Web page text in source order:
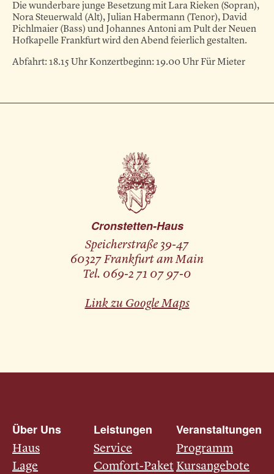
Die wunderbare junge Besetzung mit Lara Rieken (Sopran),
Nora Steuerwald (Alt), Julian Habermann (Tenor), David
Pichlmaier (Bass) und Johannes Antoni am Pult der Neuen
Hofkapelle Frankfurt wird den Abend feierlich gestalten.
Abfahrt: 18.15 Uhr Konzertbeginn: 19.00 Uhr Für Mieter
Cronstetten-Haus
Speicherstraße 39-47
60327 Frankfurt am Main
Tel. 069-2 71 07 97-0
Link zu Google Maps
Über Uns
Haus
Lage
Leistungen
Service
Comfort-Paket
Veranstaltungen
Programm
Kursangebote